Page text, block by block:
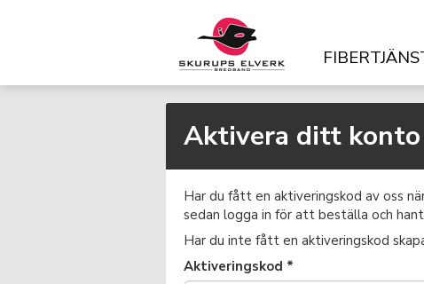
Aktivera ditt konto
Har du fått en aktiveringskod av oss
sedan logga in för att beställa och
Har du inte fått en aktiveringskod
Aktiveringskod *